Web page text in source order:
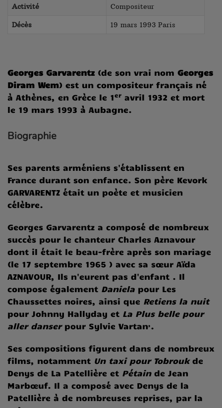
Activité Compositeur
Décès 19 mars 1993 Paris
Georges Garvarentz(de son vrai nom Georges
Diram Wem) est un compositeur français né
à Athènes, en Grèce le 1er avril 1932 et mort
le 19 mars 1993 à Aubagne.
Biographie
Ses parents arméniens s'établissent en
France durant son enfance. Son père Kevork
GARVARENTZ était un poète et musicien
célèbre.
Georges Garvarentz a composé de nombreux
succès pour le chanteur Charles Aznavour
dont il était le beau-frère après son mariage
(le 17 septembre 1965 ) avec sa sœur Aïda
AZNAVOUR, Ils n'eurent pas d'enfant . Il
compose également Daniela pour Les
Chaussettes noires, ainsi que Retiens la nuit
pour Johnny Hallyday et La Plus belle pour
aller danserpour Sylvie Vartan,.
Ses compositions figurent dans de nombreux
films, notamment Un taxi pour Tobroukde
Denys de La Patellière et Pétainde Jean
Marbœuf. Il a composé avec Denys de la
Patellière à de nombreuses reprises, par la